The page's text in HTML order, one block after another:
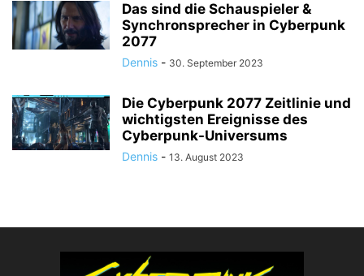
Das sind die Schauspieler &
Synchronsprecher in Cyberpunk
2077
Dennis - 30. September 2023
Die Cyberpunk 2077 Zeitlinie und
wichtigsten Ereignisse des
Cyberpunk-Universums
Dennis - 13. August 2023